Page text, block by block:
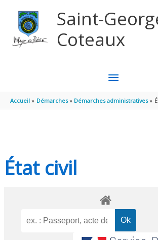
Saint-
Coteaux
MENU
Accueil Démarches Démarches administratives
État civil